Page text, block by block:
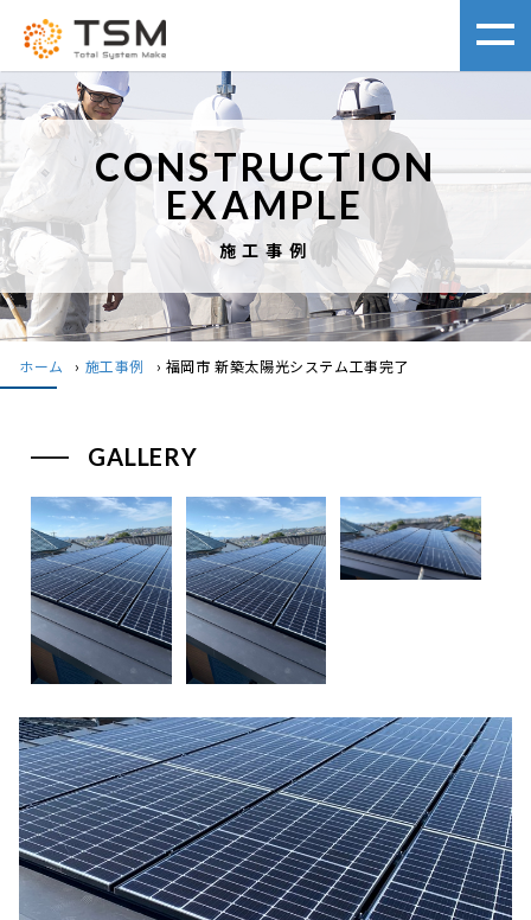
CONSTRUCTION
EXAMPLE
施工事例
ホーム › 施工事例 › 福岡市 新築太陽光システム工事完了
GALLERY